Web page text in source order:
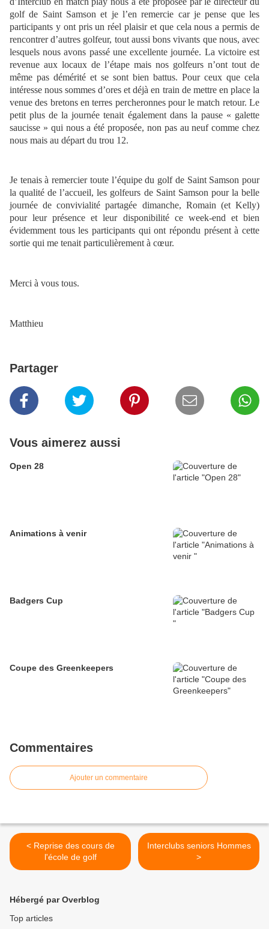
golf de Saint Samson et je l’en remercie car je pense que les
participants y ont pris un réel plaisir et que cela nous a permis de
rencontrer d’autres golfeur, tout aussi bons vivants que nous, avec
lesquels nous avons passé une excellente journée. La victoire est
revenue aux locaux de l’étape mais nos golfeurs n’ont tout de
même pas démérité et se sont bien battus. Pour ceux que cela
intéresse nous sommes d’ores et déjà en train de mettre en place la
venue des bretons en terres percheronnes pour le match retour. Le
petit plus de la journée tenait également dans la pause « galette
saucisse » qui nous a été proposée, non pas au neuf comme chez
nous mais au départ du trou 12.
Je tenais à remercier toute l’équipe du golf de Saint Samson pour
la qualité de l’accueil, les golfeurs de Saint Samson pour la belle
journée de convivialité partagée dimanche, Romain (et Kelly)
pour leur présence et leur disponibilité ce week-end et bien
évidemment tous les participants qui ont répondu présent à cette
sortie qui me tenait particulièrement à cœur.
Merci à vous tous.
Matthieu
Partager
Vous aimerez aussi
Open 28
Animations à venir
Badgers Cup
Coupe des Greenkeepers
Commentaires
Ajouter un commentaire
< Reprise des cours de
l'école de golf
Interclubs seniors Hommes
>
Hébergé par Overblog
Top articles